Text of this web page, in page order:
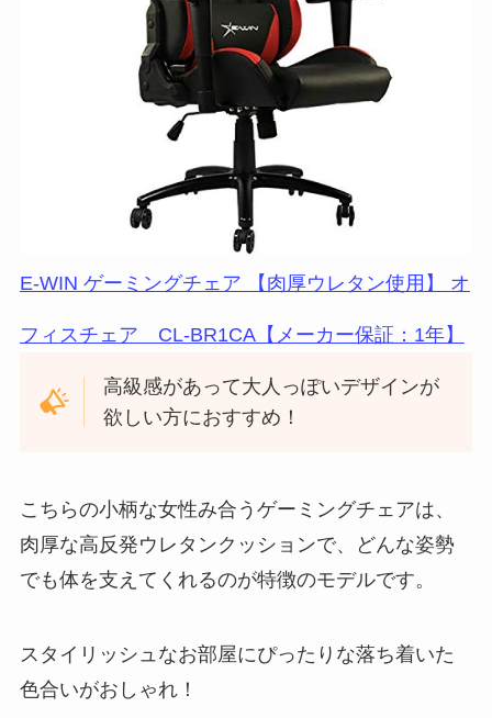
E-WIN ゲーミングチェア 【肉厚ウレタン使用】 オ
フィスチェア CL-BR1CA【メーカー保証：1年】
高級感があって大人っぽいデザインが
欲しい方におすすめ！
こちらの小柄な女性み合うゲーミングチェアは、
肉厚な高反発ウレタンクッションで、どんな姿勢
でも体を支えてくれるのが特徴のモデルです。
スタイリッシュなお部屋にぴったりな落ち着いた
色合いがおしゃれ！